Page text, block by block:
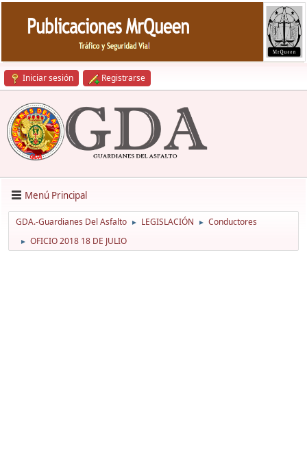
Iniciar sesión Registrarse
Menú Principal
GDA.-Guardianes Del Asfalto ► LEGISLACIÓN ► Conductores
► OFICIO 2018 18 DE JULIO